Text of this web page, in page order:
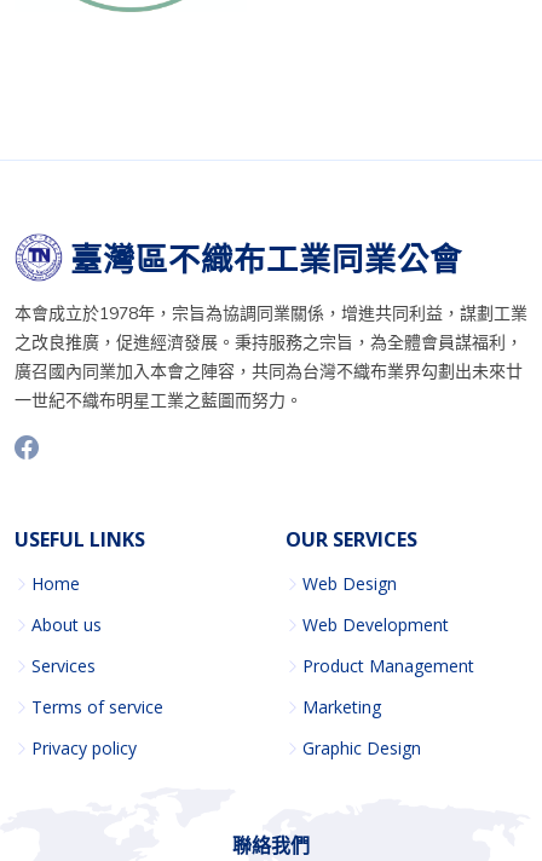
臺灣區不織布工業同業公會
本會成立於1978年，宗旨為協調同業關係，增進共同利益，謀劃工業
之改良推廣，促進經濟發展。秉持服務之宗旨，為全體會員謀福利，
廣召國內同業加入本會之陣容，共同為台灣不織布業界勾劃出未來廿
一世紀不織布明星工業之藍圖而努力。
USEFUL LINKS
Home
About us
Services
Terms of service
Privacy policy
OUR SERVICES
Web Design
Web Development
Product Management
Marketing
Graphic Design
聯絡我們